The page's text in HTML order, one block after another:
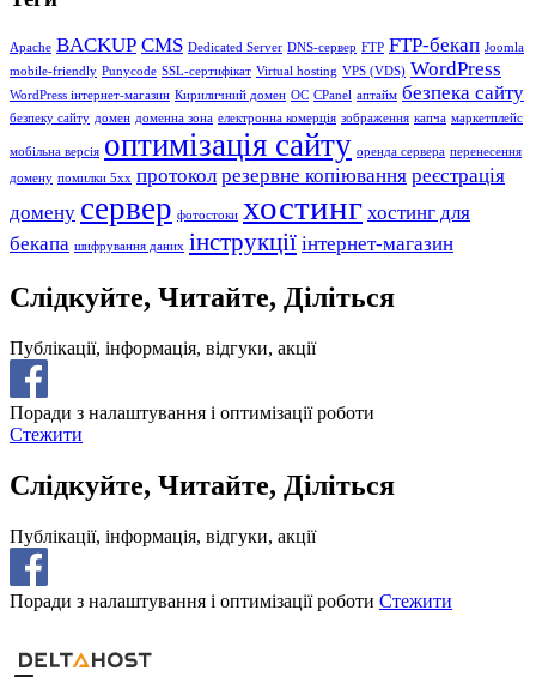
Apache BACKUP CMS Dedicated Server DNS-сервер FTP FTP-бекап Joomla
mobile-friendly Punycode SSL-сертифікат Virtual hosting VPS (VDS) WordPress
WordPress інтернет-магазин Кириличний домен ОС СPanel аптайм безпека сайту
безпеку сайту домен доменна зона електронна комерція зображення капча маркетплейс
мобільна версія оптимізація сайту оренда сервера перенесення
домену помилки 5хх протокол резервне копіювання реєстрація
домену сервер фотостоки хостинг хостинг для
бекапа шифрування даних інструкції інтернет-магазин
Слідкуйте, Читайте, Діліться
Публікації, інформація, відгуки, акції
Поради з налаштування і оптимізації роботи
Стежити
Слідкуйте, Читайте, Діліться
Публікації, інформація, відгуки, акції
Поради з налаштування і оптимізації роботи Стежити